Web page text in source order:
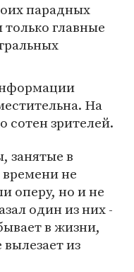
парадных
главные
На
сотен зрителей.
занятые в
времени не
оперу, но и не
один из них -
в жизни,
из